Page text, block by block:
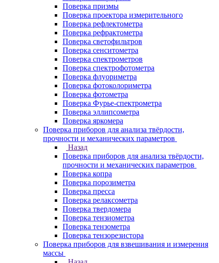
Поверка призмы
Поверка проектора измерительного
Поверка рефлектометра
Поверка рефрактометра
Поверка светофильтров
Поверка сенситометра
Поверка спектрометров
Поверка спектрофотометра
Поверка флуориметра
Поверка фотоколориметра
Поверка фотометра
Поверка Фурье-спектрометра
Поверка эллипсометра
Поверка яркомера
Поверка приборов для анализа твёрдости,
прочности и механических параметров
Назад
Поверка приборов для анализа твёрдости,
прочности и механических параметров
Поверка копра
Поверка порозиметра
Поверка пресса
Поверка релаксометра
Поверка твердомера
Поверка тензиометра
Поверка тензометра
Поверка тензорезистора
Поверка приборов для взвешивания и измерения
массы